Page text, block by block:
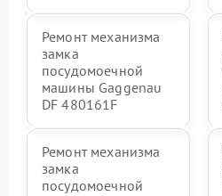
Ремонт механизма
замка
посудомоечной
машины Gaggenau
DF 480161F
Ремонт механизма
замка
посудомоечной